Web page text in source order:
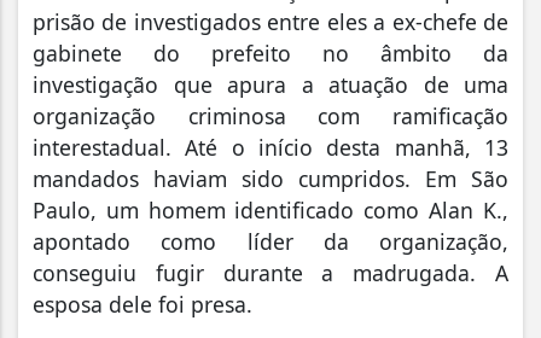
prisão de investigados entre eles a ex-chefe de
gabinete do prefeito no âmbito da
investigação que apura a atuação de uma
organização criminosa com ramificação
interestadual. Até o início desta manhã, 13
mandados haviam sido cumpridos. Em São
Paulo, um homem identificado como Alan K.,
apontado como líder da organização,
conseguiu fugir durante a madrugada. A
esposa dele foi presa.